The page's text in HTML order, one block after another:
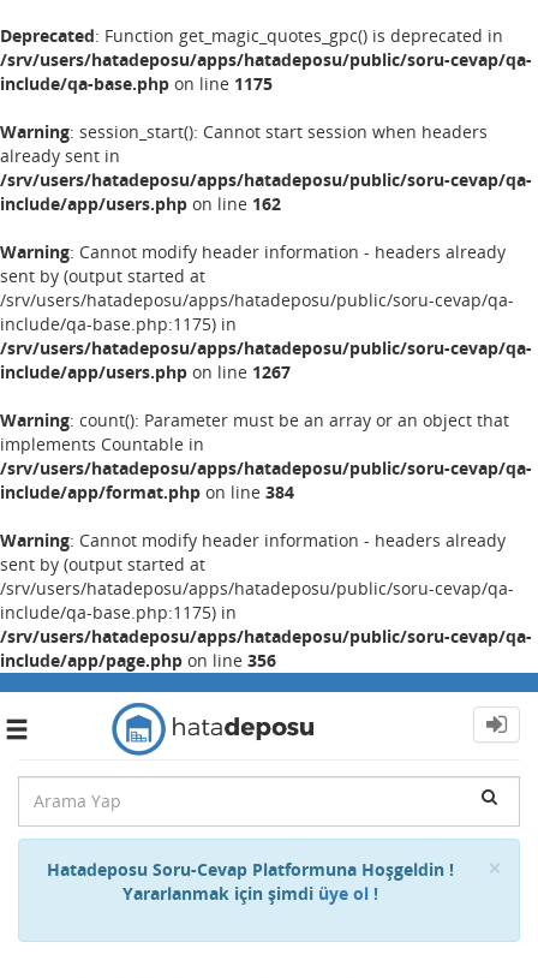
Deprecated: Function get_magic_quotes_gpc() is deprecated in
/srv/users/hatadeposu/apps/hatadeposu/public/soru-cevap/qa-
include/qa-base.php on line 1175
Warning: session_start(): Cannot start session when headers
already sent in
/srv/users/hatadeposu/apps/hatadeposu/public/soru-cevap/qa-
include/app/users.php on line 162
Warning: Cannot modify header information - headers already
sent by (output started at
/srv/users/hatadeposu/apps/hatadeposu/public/soru-cevap/qa-
include/qa-base.php:1175) in
/srv/users/hatadeposu/apps/hatadeposu/public/soru-cevap/qa-
include/app/users.php on line 1267
Warning: count(): Parameter must be an array or an object that
implements Countable in
/srv/users/hatadeposu/apps/hatadeposu/public/soru-cevap/qa-
include/app/format.php on line 384
Warning: Cannot modify header information - headers already
sent by (output started at
/srv/users/hatadeposu/apps/hatadeposu/public/soru-cevap/qa-
include/qa-base.php:1175) in
/srv/users/hatadeposu/apps/hatadeposu/public/soru-cevap/qa-
include/app/page.php on line 356
Toggle
×
Hatadeposu Soru-Cevap Platformuna Hoşgeldin !
Yararlanmak için şimdi üye ol !